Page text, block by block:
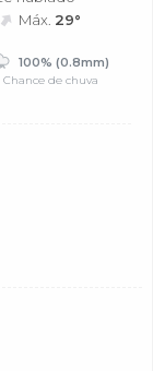
Máx. 29°
100% (0.8mm)
Chance de chuva